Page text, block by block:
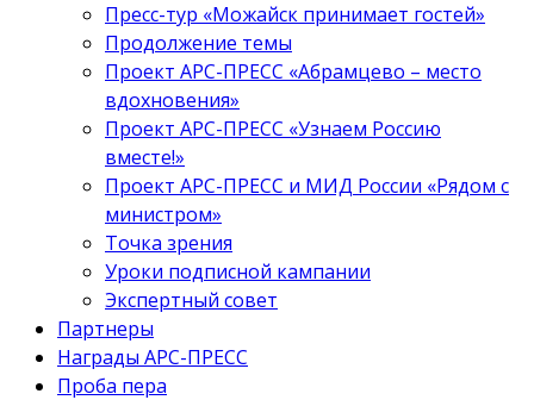
Пресс-тур «Можайск принимает гостей»
Продолжение темы
Проект АРС-ПРЕСС «Абрамцево – место
вдохновения»
Проект АРС-ПРЕСС «Узнаем Россию
вместе!»
Проект АРС-ПРЕСС и МИД России «Рядом с
министром»
Точка зрения
Уроки подписной кампании
Экспертный совет
Партнеры
Награды АРС-ПРЕСС
Проба пера